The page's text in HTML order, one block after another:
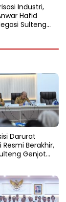
Industri,
Hafid
Sulteng
Darurat
Berakhir,
Genjot